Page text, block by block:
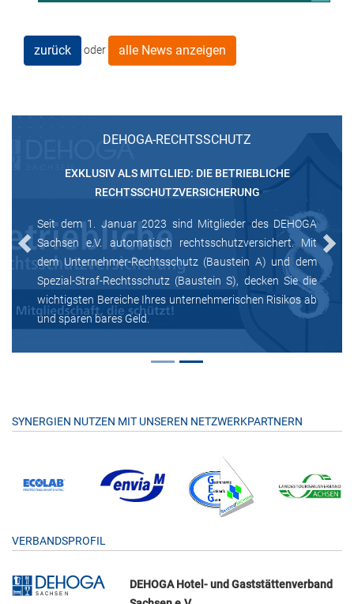
zurück oder alle News anzeigen
DEHOGA-RECHTSSCHUTZ
EXKLUSIV ALS MITGLIED: DIE BETRIEBLICHE
RECHTSSCHUTZVERSICHERUNG
Seit dem 1. Januar 2023 sind Mitglieder des DEHOGA
Sachsen e.V. automatisch rechtsschutzversichert. Mit
dem Unternehmer-Rechtsschutz (Baustein A) und dem
Spezial-Straf-Rechtsschutz (Baustein S), decken Sie die
wichtigsten Bereiche Ihres unternehmerischen Risikos ab
und sparen bares Geld.
Previous Next
SYNERGIEN NUTZEN MIT UNSEREN NETZWERKPARTNERN
VERBANDSPROFIL
DEHOGA Hotel- und Gaststättenverband